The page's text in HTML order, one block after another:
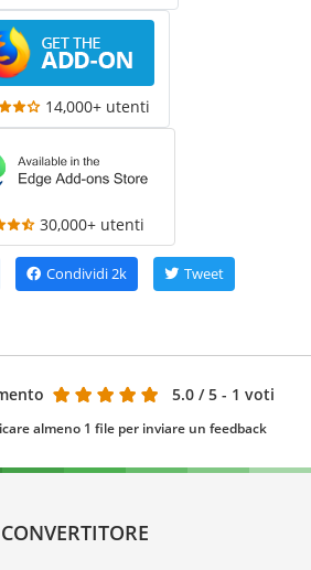
14,000+ utenti
30,000+ utenti
Condividi2k Tweet
5.0 / 5 - 1 voti
almeno 1 file per inviare un feedback